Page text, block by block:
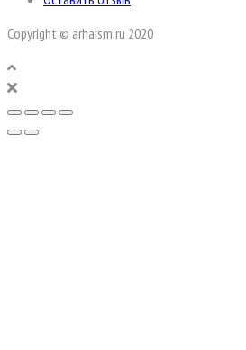
Copyright © arhaism.ru 2020